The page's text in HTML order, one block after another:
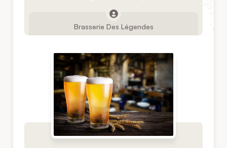
Brasserie Des Légendes